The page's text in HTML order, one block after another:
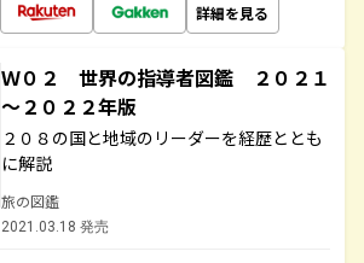
詳細を見る
Ｗ０２ 世界の指導者図鑑 ２０２１
～２０２２年版
２０８の国と地域のリーダーを経歴ととも
に解説
旅の図鑑
2021.03.18 発売